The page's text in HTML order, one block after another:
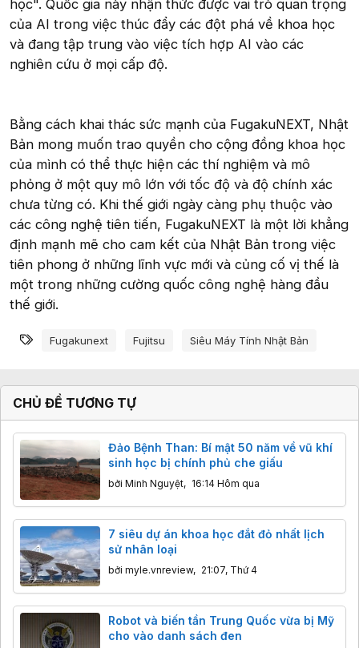
học". Quốc gia này nhận thức được vai trò quan trọng
của AI trong việc thúc đẩy các đột phá về khoa học
và đang tập trung vào việc tích hợp AI vào các
nghiên cứu ở mọi cấp độ.
Bằng cách khai thác sức mạnh của FugakuNEXT, Nhật
Bản mong muốn trao quyền cho cộng đồng khoa học
của mình có thể thực hiện các thí nghiệm và mô
phỏng ở một quy mô lớn với tốc độ và độ chính xác
chưa từng có. Khi thế giới ngày càng phụ thuộc vào
các công nghệ tiên tiến, FugakuNEXT là một lời khẳng
định mạnh mẽ cho cam kết của Nhật Bản trong việc
tiên phong ở những lĩnh vực mới và củng cố vị thế là
một trong những cường quốc công nghệ hàng đầu
thế giới.
Từ khóa
Fugakunext Fujitsu Siêu Máy Tính Nhật Bản
CHỦ ĐỀ TƯƠNG TỰ
Đảo Bệnh Than: Bí mật 50 năm về vũ khí
sinh học bị chính phủ che giấu
bởi Minh Nguyệt, 16:14 Hôm qua
7 siêu dự án khoa học đắt đỏ nhất lịch
sử nhân loại
bởi myle.vnreview, 21:07, Thứ 4
Robot và biến tần Trung Quốc vừa bị Mỹ
cho vào danh sách đen